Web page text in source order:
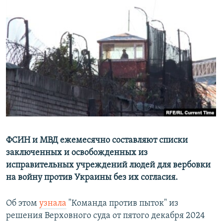
ПОДПИШИТЕСЬ НА РАССЫЛКУ
СОЦИАЛЬНЫЕ СЕТИ
ФСИН и МВД ежемесячно составляют списки
заключенных и освобожденных из
исправительных учреждений людей для вербовки
на войну против Украины без их согласия.
Об этом узнала "Команда против пыток" из
решения Верховного суда от пятого декабря 2024